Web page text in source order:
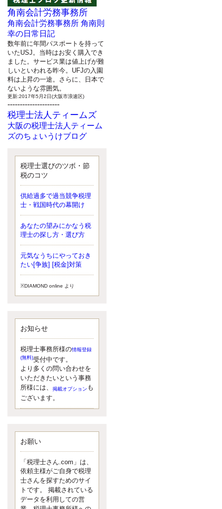
角南会計労務事務所
角南会計労務事務所 角南則
幸の日常日記
数年前に年間パスポートを持って
いたUSJ。当時はお安く購入でき
ました。サービス業は値上げが難
しいといわれる昨今。UFJの入園
料は上昇の一途。さらに、日本で
ないような雰囲気。
更新:2017年5月2日(大阪市浪速区)
---------------------
税理士法人ティームズ
大阪の税理士法人ティーム
ズのちょいうけブログ
なったことに気付いた、税理士の
北井です。寂しいです。 先日、テ
ィームズイベントとしてバーベキ
ップしようと思いましたが、そこ
はセンスある後のブロガーに任せ
ようと思います。
更新:2017年5月1日(大阪市北区)
---------------------
サクセス会計事務所
サクセス税理士のお役立ち
ブログ
平成２７年１月１日以降開始の相
続より、相続税の基礎控除額（相
続税が課税されない遺産の上限
しています。
更新:2017年5月1日(大阪市中央区)
湘南BUN税理士事務所
湘南のぽっちゃり女性税理
士松村文子と湘南ＢＵ
また最近、税理士試験のご相談を
受けることおおくなりました。受
験申し込み受け付け開始になるか
ダメと思う前に、全力で勝負して
みたいです！
京都のやわらか女性税理
イクメン税理士による税金
ブログです。
税理士選びのツボ・節
税のコツ
供給過多で過当競争税理
士・戦国時代の幕開け
あなたの望みにかなう税
理士の探し方・選び方
元気なうちにやっておき
たい[争族] [税金]対策
※DIAMOND online より
お知らせ
税理士事務所様の情報登録
(無料)受付中です。
より多くの問い合わせを
いただきたいという事務
所様には、
掲載オプション も
ございます。
お願い
「税理士さん.com」は、
依頼主様がご自身で税理
士さんを探すためのサイ
トです。 掲載されている
データを利用しての営